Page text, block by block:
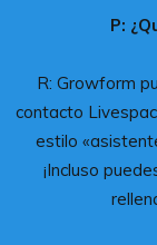
P:
R: Growform
contacto
estilo
¡Incluso